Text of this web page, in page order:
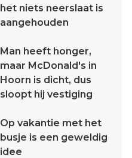
het niets neerslaat is
aangehouden
Man heeft honger,
maar McDonald's in
Hoorn is dicht, dus
sloopt hij vestiging
Op vakantie met het
busje is een geweldig
idee